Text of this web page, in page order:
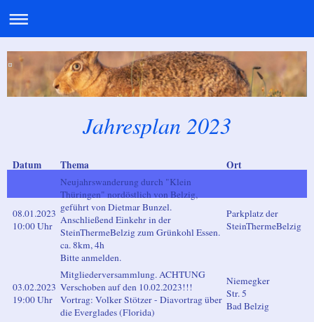
Jahresplan 2023
Datum Thema Ort
08.01.2023
10:00 Uhr
Neujahrswanderung durch "Klein
Thüringen" nordöstlich von Belzig,
geführt von Dietmar Bunzel.
Anschließend Einkehr in der
SteinThermeBelzig zum Grünkohl Essen.
ca. 8km, 4h
Bitte anmelden.
Parkplatz der
SteinThermeBelzig
03.02.2023
19:00 Uhr
Mitgliederversammlung. ACHTUNG
Verschoben auf den 10.02.2023!!!
Vortrag: Volker Stötzer - Diavortrag über
die Everglades (Florida)
Niemegker
Str. 5
Bad Belzig